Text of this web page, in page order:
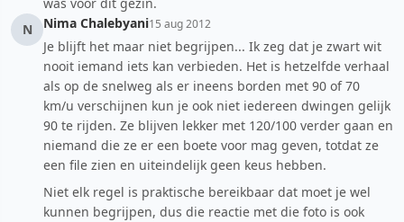
N
Nima Chalebyani15 aug 2012
Je blijft het maar niet begrijpen... Ik zeg dat je zwart wit
nooit iemand iets kan verbieden. Het is hetzelfde verhaal
als op de snelweg als er ineens borden met 90 of 70
km/u verschijnen kun je ook niet iedereen dwingen gelijk
90 te rijden. Ze blijven lekker met 120/100 verder gaan en
niemand die ze er een boete voor mag geven, totdat ze
een file zien en uiteindelijk geen keus hebben.
Niet elk regel is praktische bereikbaar dat moet je wel
kunnen begrijpen, dus die reactie met die foto is ook